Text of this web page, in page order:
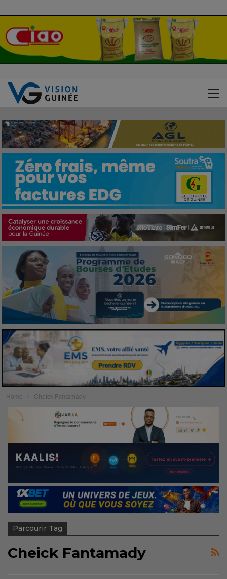
Home Cheick Fantamady
Parcourir Tag
Cheick Fantamady